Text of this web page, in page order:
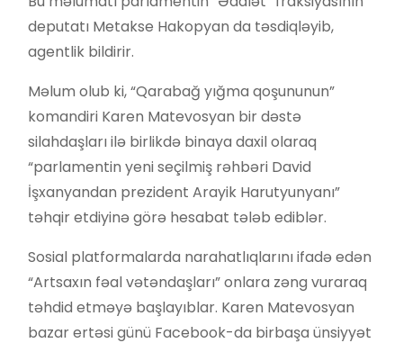
deputatı Metakse Hakopyan da təsdiqləyib,
agentlik bildirir.
Məlum olub ki, “Qarabağ yığma qoşununun”
komandiri Karen Matevosyan bir dəstə
silahdaşları ilə birlikdə binaya daxil olaraq
“parlamentin yeni seçilmiş rəhbəri David
İşxanyandan prezident Arayik Harutyunyanı”
təhqir etdiyinə görə hesabat tələb ediblər.
Sosial platformalarda narahatlıqlarını ifadə edən
“Artsaxın fəal vətəndaşları” onlara zəng vuraraq
təhdid etməyə başlayıblar. Karen Matevosyan
bazar ertəsi günü Facebook-da birbaşa ünsiyyət